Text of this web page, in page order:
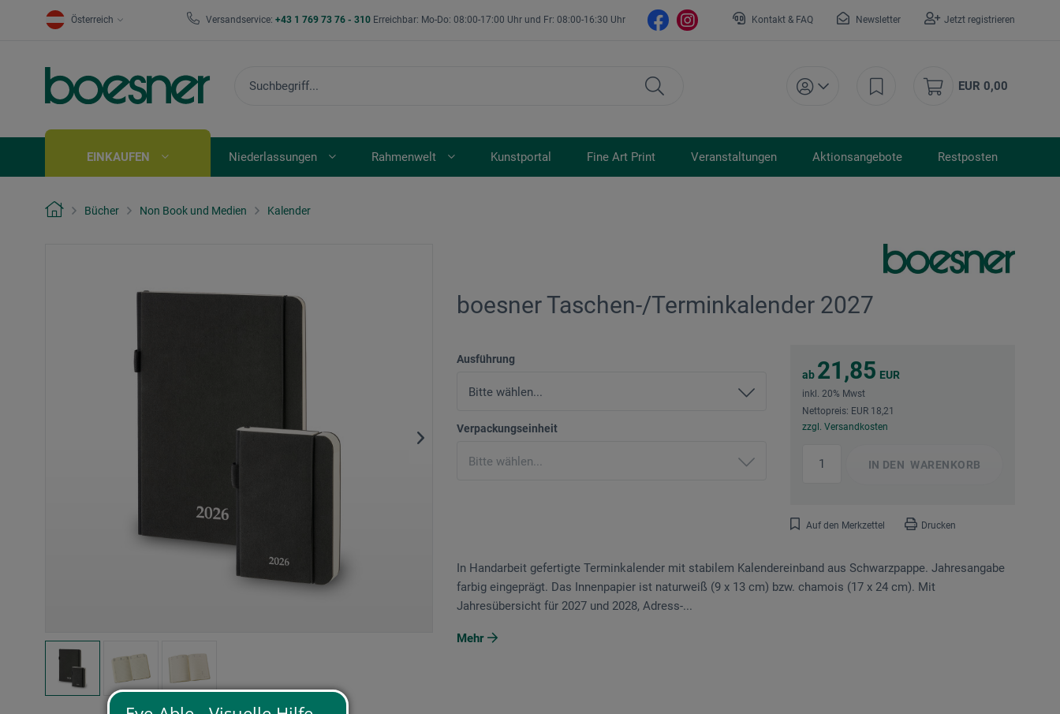
Österreich Versandservice: +43 1 769 73 76 - 310 Erreichbar: Mo-Do: 08:00-17:00 Uhr und Fr: 08:00-16:30 Uhr Kontakt & FAQ Newsletter Jetzt registrieren
EUR 0,00
EINKAUFEN Niederlassungen Rahmenwelt Kunstportal Fine Art Print Veranstaltungen Aktionsangebote Restposten
Bücher Non Book und Medien Kalender
boesner Taschen-/Terminkalender 2027
Ausführung
Verpackungseinheit
ab 21,85 EUR
inkl. 20% Mwst
Nettopreis: EUR 18,21
zzgl. Versandkosten
IN DEN WARENKORB
Auf den Merkzettel Drucken
In Handarbeit gefertigte Terminkalender mit stabilem Kalendereinband aus Schwarzpappe. Jahresangabe
farbig eingeprägt. Das Innenpapier ist naturweiß (9 x 13 cm) bzw. chamois (17 x 24 cm). Mit
Jahresübersicht für 2027 und 2028, Adress-...
Mehr